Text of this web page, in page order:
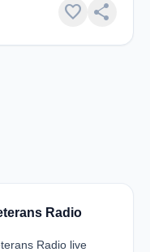
favorite share
Radio
Radio live